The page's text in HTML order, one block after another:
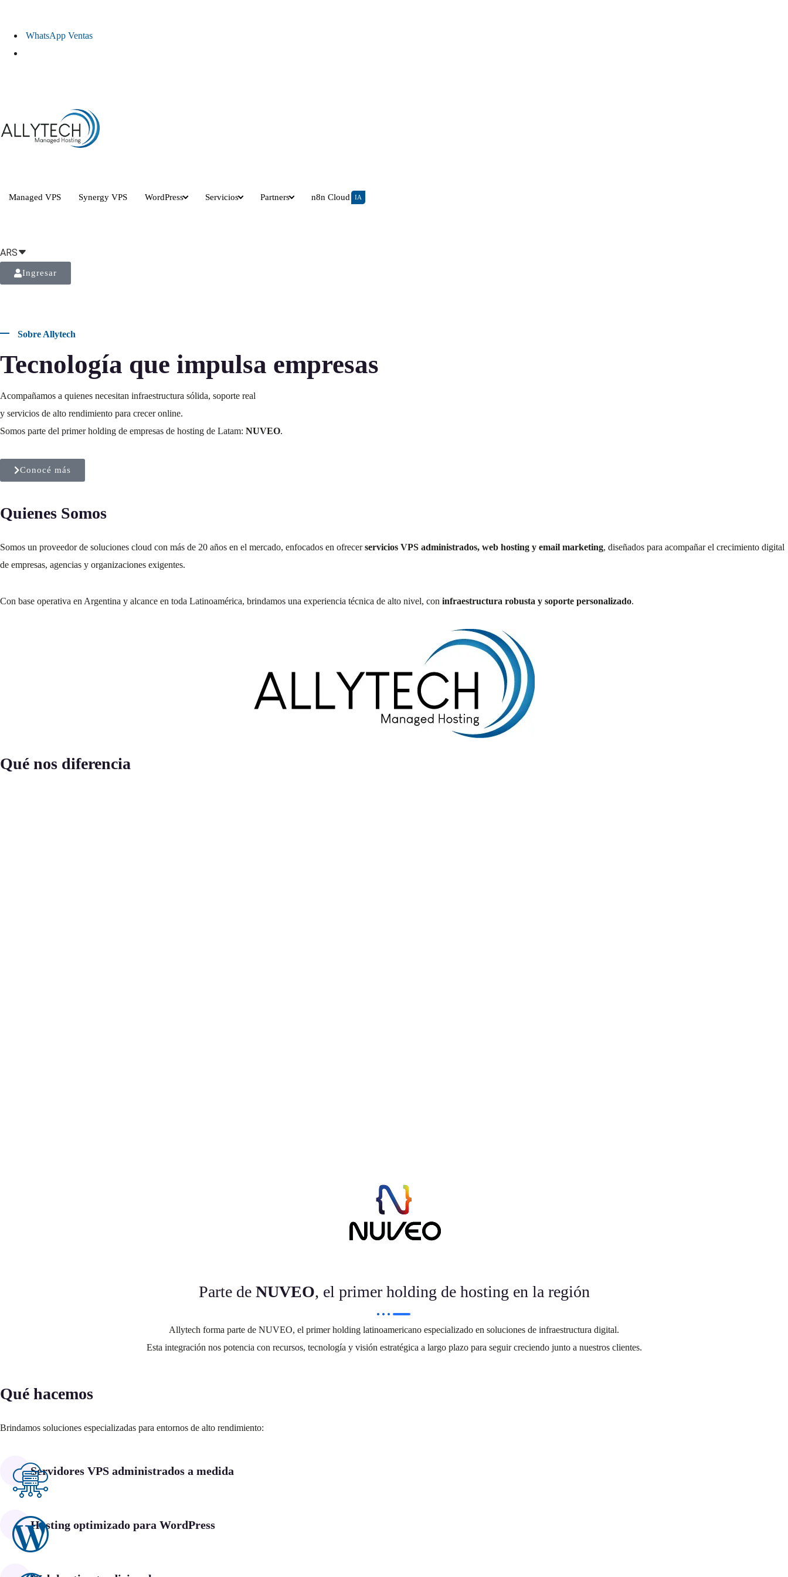
WhatsApp Ventas
Managed VPS Synergy VPS WordPress Servicios Partners n8n Cloud IA
ARS
Ingresar
Sobre Allytech
Tecnología que impulsa empresas
Acompañamos a quienes necesitan infraestructura sólida, soporte real
y servicios de alto rendimiento para crecer online.
Somos parte del primer holding de empresas de hosting de Latam: NUVEO.
Conocé más
Quienes Somos
Somos un proveedor de soluciones cloud con más de 20 años en el mercado, enfocados en ofrecerservicios VPS administrados, web hosting y email marketing, diseñados para acompañar el crecimiento digital
de empresas, agencias y organizaciones exigentes.
Con base operativa en Argentina y alcance en toda Latinoamérica, brindamos una experiencia técnica de alto nivel, con infraestructura robusta y soporte personalizado.
Qué nos diferencia
Parte de NUVEO, el primer holding de hosting en la región
Allytech forma parte de NUVEO, el primer holding latinoamericano especializado en soluciones de infraestructura digital.
Esta integración nos potencia con recursos, tecnología y visión estratégica a largo plazo para seguir creciendo junto a nuestros clientes.
Qué hacemos
Brindamos soluciones especializadas para entornos de alto rendimiento:
Servidores VPS administrados a medida
Hosting optimizado para WordPress